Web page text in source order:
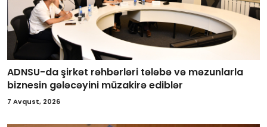
ADNSU-da şirkət rəhbərləri tələbə və məzunlarla
biznesin gələcəyini müzakirə ediblər
7 Avqust, 2026